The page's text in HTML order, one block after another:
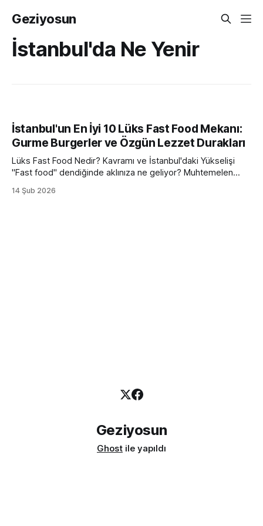
Geziyosun
İstanbul'da Ne Yenir
İstanbul'un En İyi 10 Lüks Fast Food Mekanı:
Gurme Burgerler ve Özgün Lezzet Durakları
Lüks Fast Food Nedir? Kavramı ve İstanbul'daki Yükselişi
"Fast food" dendiğinde aklınıza ne geliyor? Muhtemelen
ortamları... Peki ya bu hıza, malzemelerin en kalitelisini, bir
14 Şub 2026
Geziyosun
Ghost ile yapıldı